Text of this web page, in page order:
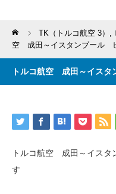
Home TK（トルコ航空 3） ,
空 成田～イスタンブール
トルコ航空 成田～イス
トルコ航空 成田～イス
す